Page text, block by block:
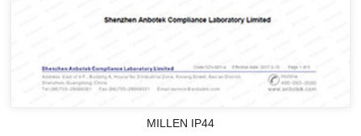
MILLEN IP44